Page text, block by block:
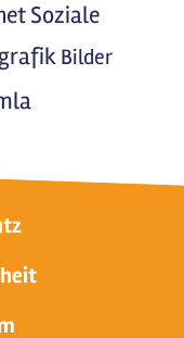
Soziale
Bilder